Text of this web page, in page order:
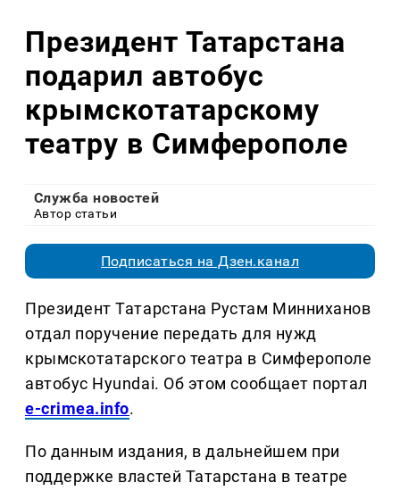
Президент Татарстана
подарил автобус
крымскотатарскому
театру в Симферополе
Служба новостей
Автор статьи
Подписаться на Дзен.канал
Президент Татарстана Рустам Минниханов
отдал поручение передать для нужд
крымскотатарского театра в Симферополе
автобус Hyundai. Об этом сообщает портал
e-crimea.info.
По данным издания, в дальнейшем при
поддержке властей Татарстана в театре